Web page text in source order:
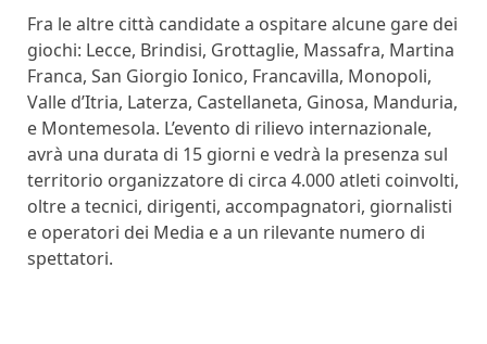
Fra le altre città candidate a ospitare alcune gare dei
giochi: Lecce, Brindisi, Grottaglie, Massafra, Martina
Franca, San Giorgio Ionico, Francavilla, Monopoli,
Valle d’Itria, Laterza, Castellaneta, Ginosa, Manduria,
e Montemesola. L’evento di rilievo internazionale,
avrà una durata di 15 giorni e vedrà la presenza sul
territorio organizzatore di circa 4.000 atleti coinvolti,
oltre a tecnici, dirigenti, accompagnatori, giornalisti
e operatori dei Media e a un rilevante numero di
spettatori.